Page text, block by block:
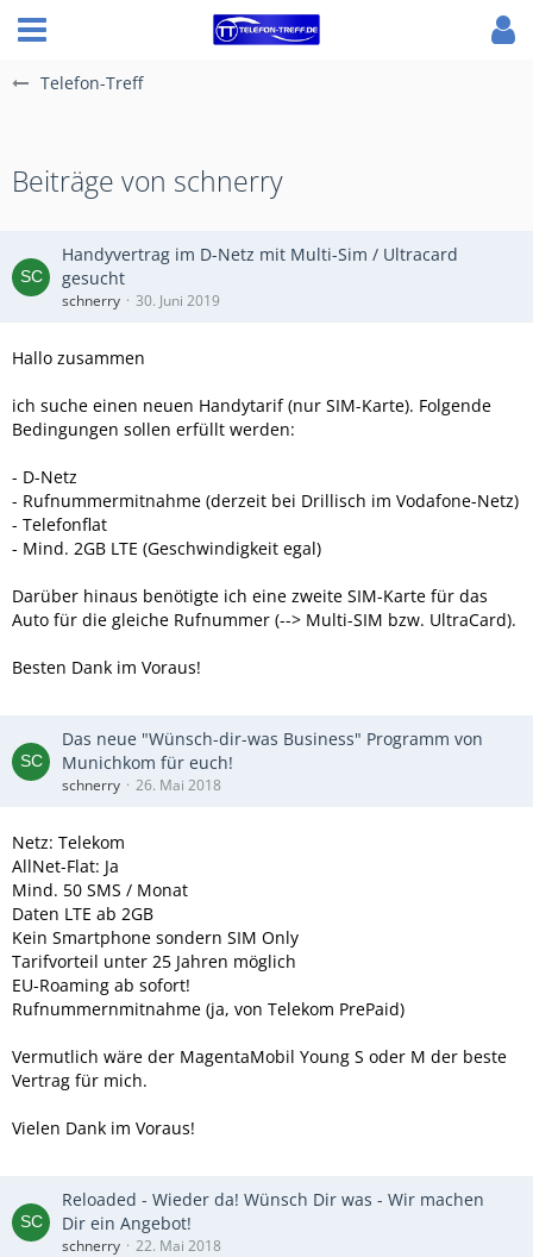
Telefon-Treff
Beiträge von schnerry
Handyvertrag im D-Netz mit Multi-Sim / Ultracard
gesucht
schnerry 30. Juni 2019
Hallo zusammen
ich suche einen neuen Handytarif (nur SIM-Karte). Folgende
Bedingungen sollen erfüllt werden:
- D-Netz
- Rufnummermitnahme (derzeit bei Drillisch im Vodafone-Netz)
- Telefonflat
- Mind. 2GB LTE (Geschwindigkeit egal)
Darüber hinaus benötigte ich eine zweite SIM-Karte für das
Auto für die gleiche Rufnummer (--> Multi-SIM bzw. UltraCard).
Besten Dank im Voraus!
Das neue "Wünsch-dir-was Business" Programm von
Munichkom für euch!
schnerry 26. Mai 2018
Netz: Telekom
AllNet-Flat: Ja
Mind. 50 SMS / Monat
Daten LTE ab 2GB
Kein Smartphone sondern SIM Only
Tarifvorteil unter 25 Jahren möglich
EU-Roaming ab sofort!
Rufnummernmitnahme (ja, von Telekom PrePaid)
Vermutlich wäre der MagentaMobil Young S oder M der beste
Vertrag für mich.
Vielen Dank im Voraus!
Reloaded - Wieder da! Wünsch Dir was - Wir machen
Dir ein Angebot!
schnerry 22. Mai 2018